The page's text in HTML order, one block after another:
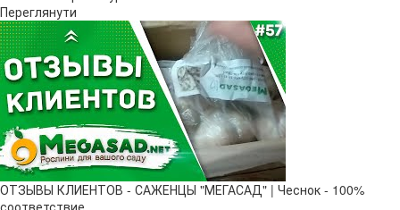
Переглянути
ОТЗЫВЫ КЛИЕНТОВ - САЖЕНЦЫ "МЕГАСАД" | Чеснок - 100%